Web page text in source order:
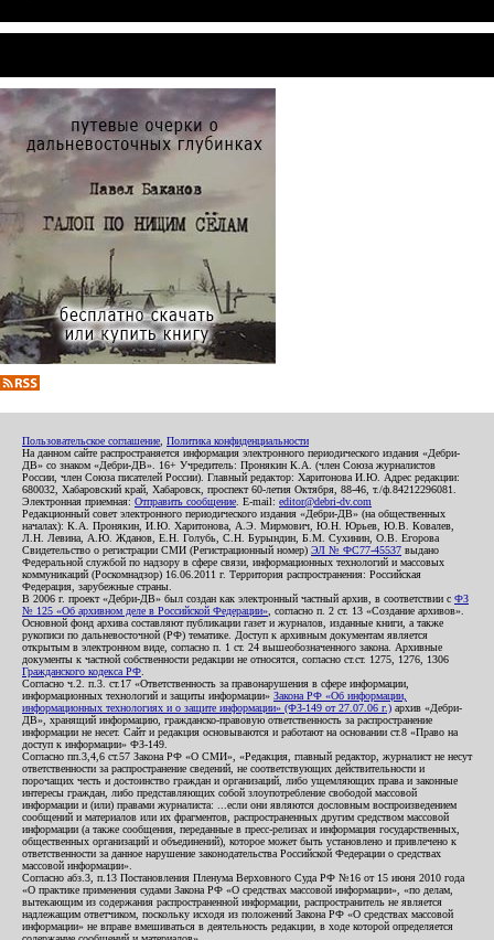
Пользовательское соглашение Политика конфиденциальности
На данном сайте распространяется информация электронного периодического издания «Дебри-
ДВ» со знаком «Дебри-ДВ». 16+ Учредитель: Пронякин К.А. (член Союза журналистов
России, член Союза писателей России). Главный редактор: Харитонова И.Ю. Адрес редакции:
680032, Хабаровский край, Хабаровск, проспект 60-летия Октября, 88-46, т./ф.84212296081.
Электронная приемная: Отправить сообщение . E-mail: editor@debri-dv.com
Редакционный совет электронного периодического издания «Дебри-ДВ» (на общественных
началах): К.А. Пронякин, И.Ю. Харитонова, А.Э. Мирмович, Ю.Н. Юрьев, Ю.В. Ковалев,
Л.Н. Левина, А.Ю. Жданов, Е.Н. Голубь, С.Н. Бурындин, Б.М. Сухинин, О.В. Егорова
Свидетельство о регистрации СМИ (Регистрационный номер) ЭЛ № ФС77-45537 выдано
Федеральной службой по надзору в сфере связи, информационных технологий и массовых
коммуникаций (Роскомнадзор) 16.06.2011 г. Территория распространения: Российская
Федерация, зарубежные страны.
В 2006 г. проект «Дебри-ДВ» был создан как электронный частный архив, в соответствии с ФЗ
№ 125 «Об архивном деле в Российской Федерации» , согласно п. 2 ст. 13 «Создание архивов».
Основной фонд архива составляют публикации газет и журналов, изданные книги, а также
рукописи по дальневосточной (РФ) тематике. Доступ к архивным документам является
открытым в электронном виде, согласно п. 1 ст. 24 вышеобозначенного закона. Архивные
документы к частной собственности редакции не относятся, согласно ст.ст. 1275, 1276, 1306
Гражданского кодекса РФ
Согласно ч.2. п.3. ст.17 «Ответственность за правонарушения в сфере информации,
информационных технологий и защиты информации» Закона РФ «Об информации,
информационных технологиях и о защите информации» (ФЗ-149 от 27.07.06 г.) архив «Дебри-
ДВ», хранящий информацию, гражданско-правовую ответственность за распространение
информации не несет. Сайт и редакция основываются и работают на основании ст.8 «Право на
доступ к информации» ФЗ-149.
Согласно пп.3,4,6 ст.57 Закона РФ «О СМИ», «Редакция, главный редактор, журналист не несут
ответственности за распространение сведений, не соответствующих действительности и
порочащих честь и достоинство граждан и организаций, либо ущемляющих права и законные
интересы граждан, либо представляющих собой злоупотребление свободой массовой
информации и (или) правами журналиста: ...если они являются дословным воспроизведением
сообщений и материалов или их фрагментов, распространенных другим средством массовой
информации (а также сообщения, переданные в пресс-релизах и информация государственных,
общественных организаций и объединений), которое может быть установлено и привлечено к
ответственности за данное нарушение законодательства Российской Федерации о средствах
массовой информации».
Согласно абз.3, п.13 Постановления Пленума Верховного Суда РФ №16 от 15 июня 2010 года
«О практике применения судами Закона РФ «О средствах массовой информации», «по делам,
вытекающим из содержания распространенной информации, распространитель не является
надлежащим ответчиком, поскольку исходя из положений Закона РФ «О средствах массовой
информации» не вправе вмешиваться в деятельность редакции, в ходе которой определяется